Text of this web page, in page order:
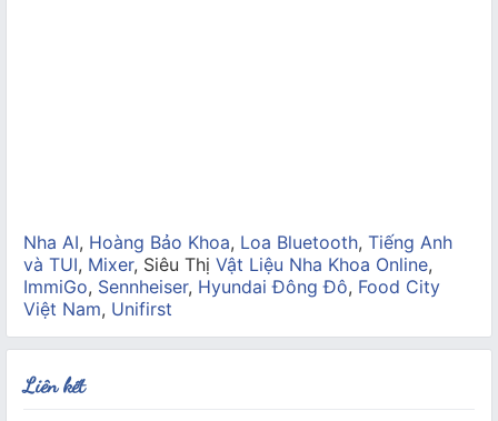
Nha AI, Hoàng Bảo Khoa, Loa Bluetooth, Tiếng Anh
và TUI, Mixer, Siêu Thị Vật Liệu Nha Khoa Online,
ImmiGo, Sennheiser, Hyundai Đông Đô, Food City
Việt Nam, Unifirst
Liên kết